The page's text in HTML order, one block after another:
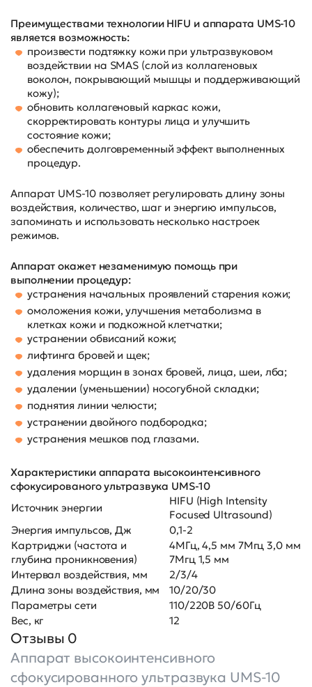
Преимуществами технологии HIFU и аппарата UMS-10
является возможность:
произвести подтяжку кожи при ультразвуковом
воздействии на SMAS (слой из коллагеновых
воколон, покрывающий мышцы и поддерживающий
кожу);
обновить коллагеновый каркас кожи,
скорректировать контуры лица и улучшить
состояние кожи;
обеспечить долговременный эффект выполненных
процедур.
Аппарат UMS-10 позволяет регулировать длину зоны
воздействия, количество, шаг и энергию импульсов,
запоминать и использовать несколько настроек
режимов.
Аппарат окажет незаменимую помощь при
выполнении процедур:
устранения начальных проявлений старения кожи;
омоложения кожи, улучшения метаболизма в
клетках кожи и подкожной клетчатки;
устранении обвисаний кожи;
лифтинга бровей и щек;
удаления морщин в зонах бровей, лица, шеи, лба;
удалении (уменьшении) носогубной складки;
поднятия линии челюсти;
устранении двойного подбородка;
устранения мешков под глазами.
Характеристики аппарата высокоинтенсивного
сфокусированого ультразвука UMS-10
Источник энергии
HIFU (High Intensity
Focused Ultrasound)
Энергия импульсов, Дж
0,1-2
Картриджи (частота и
глубина проникновения)
4МГц, 4,5 мм 7Мгц 3,0 мм
7Мгц 1,5 мм
Интервал воздействия, мм
2/3/4
Длина зоны воздействия, мм
10/20/30
Параметры сети
110/220В 50/60Гц
Вес, кг
12
Отзывы 0
Аппарат высокоинтенсивного
сфокусированного ультразвука UMS-10